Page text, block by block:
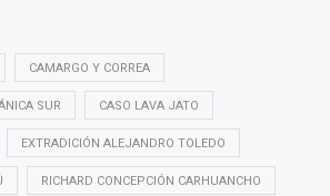
CAMARGO Y CORREA
SUR CASO LAVA JATO
EXTRADICIÓN ALEJANDRO TOLEDO
RICHARD CONCEPCIÓN CARHUANCHO